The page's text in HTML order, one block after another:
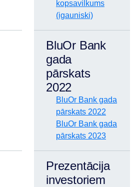
kopsavilkums
(igauniski)
BluOr Bank
gada
pārskats
2022
BluOr Bank gada
pārskats 2022
BluOr Bank gada
pārskats 2023
Prezentācija
investoriem